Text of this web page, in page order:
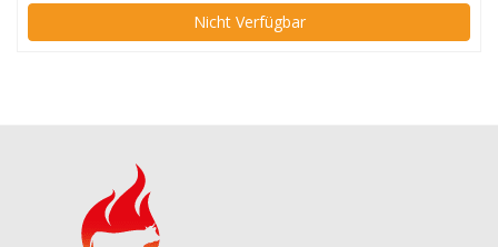
Nicht Verfügbar